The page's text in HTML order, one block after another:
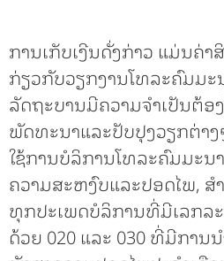
ການເກັບເງີນດັ່ງກ່າວ ແມ່ນຄ່າ
ກ່ຽວກັບວຽກງານໂທລະຄົມມະ
ລັດຖະບານມີຄວາມຈໍາເປັນຕ້ອງ
ພັດທະນາແລະປັບປຸງວຽກຕ່າ
ໃຊ້ການບໍລິການໂທລະຄົມມະນ
ຄວາມສະຫງົບແລະປອດໄພ,
ທຸກປະເພດບໍລິການທີ່ມີເລກລ
ດ້ວຍ 020 ແລະ 030 ທີ່ມີການ